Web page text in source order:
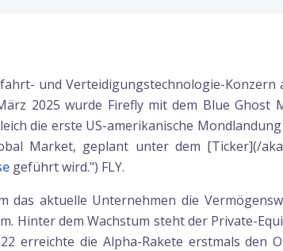
und Verteidigungstechnologie-Konzern
2025 wurde Firefly mit dem Blue
die erste US-amerikanische
Market, geplant unter dem [Ticker](/
geführt wird.") FLY.
das aktuelle Unternehmen die
Hinter dem Wachstum steht der Private-
erreichte die Alpha-Rakete erstmals den